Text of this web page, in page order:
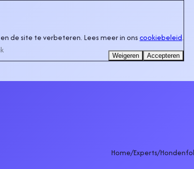
Home/Experts/
de site te verbeteren. Lees meer in onscookiebeleid.
Weigeren Accepteren